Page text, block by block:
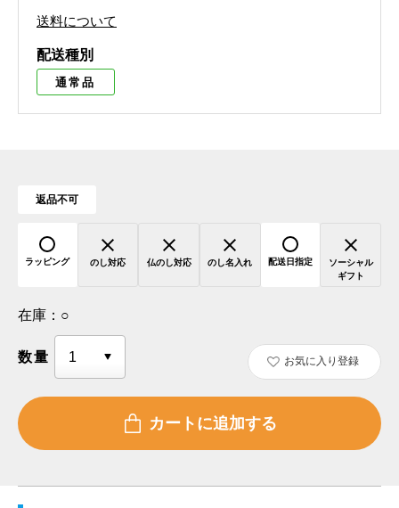
送料について
配送種別
通常品
返品不可
ラッピング のし対応 仏のし対応 のし名入れ 配送日指定
ソーシャル
ギフト
在庫： ○
数量 お気に入り登録